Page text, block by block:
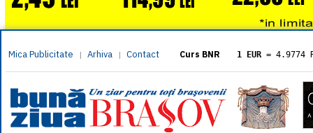
Mica Publicitate | Arhiva | Contact Curs BNR 1 EUR = 4.9774
= 5.8304
1 XAU= 464.4611
1 AED= 1.1933
1 AUD= 2.7957
1 BGN= 2.5449